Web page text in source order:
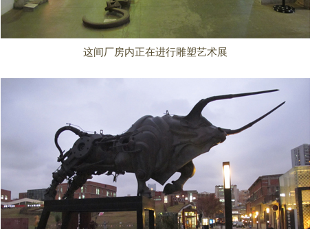
这间厂房内正在进行雕塑艺术展